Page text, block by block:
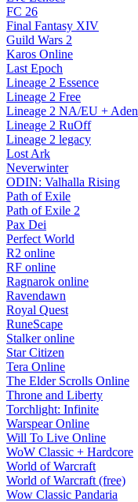
FC 26
Final Fantasy XIV
Guild Wars 2
Karos Online
Last Epoch
Lineage 2 Essence
Lineage 2 Free
Lineage 2 NA/EU + Aden
Lineage 2 RuOff
Lineage 2 legacy
Lost Ark
Neverwinter
ODIN: Valhalla Rising
Path of Exile
Path of Exile 2
Pax Dei
Perfect World
R2 online
RF online
Ragnarok online
Ravendawn
Royal Quest
RuneScape
Stalker online
Star Citizen
Tera Online
The Elder Scrolls Online
Throne and Liberty
Torchlight: Infinite
Warspear Online
Will To Live Online
WoW Classic + Hardcore
World of Warcraft
World of Warcraft (free)
Wow Classic Pandaria